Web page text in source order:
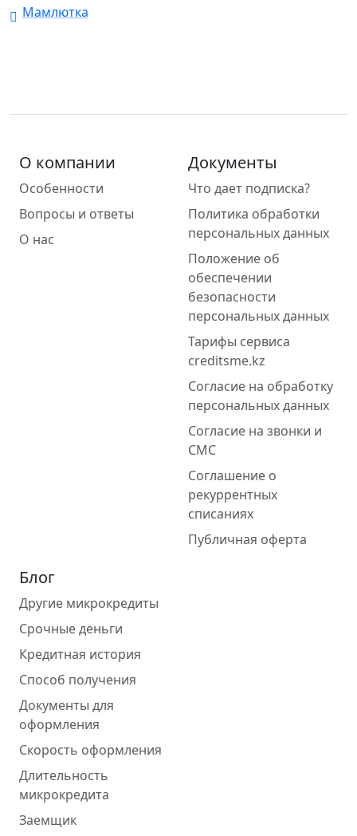
Мамлютка
О компании
Особенности
Вопросы и ответы
О нас
Документы
Что дает подписка?
Политика обработки
персональных данных
Положение об
обеспечении
безопасности
персональных данных
Тарифы сервиса
creditsme.kz
Согласие на обработку
персональных данных
Согласие на звонки и
СМС
Соглашение о
рекуррентных
списаниях
Публичная оферта
Блог
Другие микрокредиты
Срочные деньги
Кредитная история
Способ получения
Документы для
оформления
Скорость оформления
Длительность
микрокредита
Заемщик